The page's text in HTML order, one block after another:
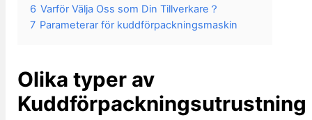
6 Varför Välja Oss som Din Tillverkare？
7 Parameterar för kuddförpackningsmaskin
Olika typer av
Kuddförpackningsutrustning